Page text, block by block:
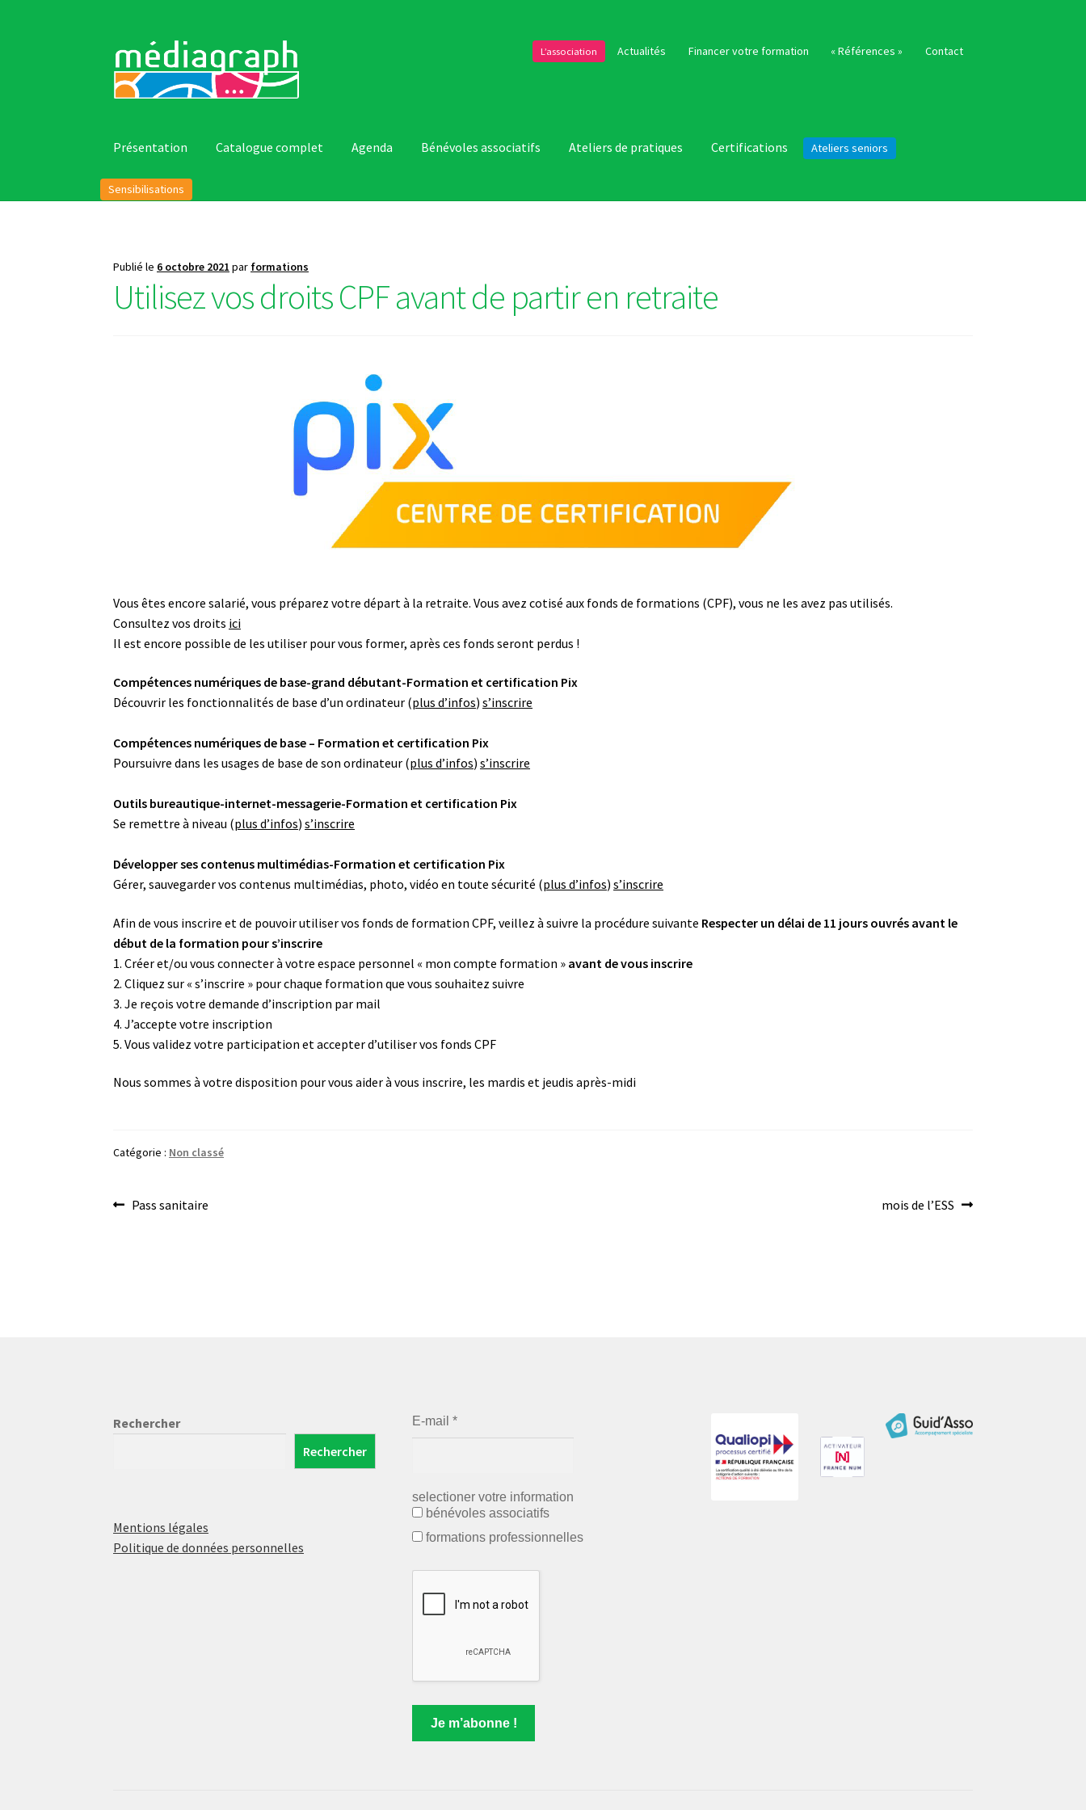
la
navigation
contenu
L’association Actualités Financer votre formation « Références » Contact
Présentation Catalogue complet Agenda Bénévoles associatifs Ateliers de pratiques Certifications Ateliers seniors
Sensibilisations
Publié le 6 octobre 2021 par formations
Utilisez vos droits CPF avant de partir en retraite
Vous êtes encore salarié, vous préparez votre départ à la retraite. Vous avez cotisé aux fonds de formations (CPF), vous ne les avez pas utilisés.
Consultez vos droits ici
Il est encore possible de les utiliser pour vous former, après ces fonds seront perdus !
Compétences numériques de base-grand débutant-Formation et certification Pix
Découvrir les fonctionnalités de base d’un ordinateur (plus d’infos)s’inscrire
Compétences numériques de base – Formation et certification Pix
Poursuivre dans les usages de base de son ordinateur (plus d’infos)s’inscrire
Outils bureautique-internet-messagerie-Formation et certification Pix
Se remettre à niveau (plus d’infos)s’inscrire
Développer ses contenus multimédias-Formation et certification Pix
Gérer, sauvegarder vos contenus multimédias, photo, vidéo en toute sécurité (plus d’infos)s’inscrire
Afin de vous inscrire et de pouvoir utiliser vos fonds de formation CPF, veillez à suivre la procédure suivante Respecter un délai de 11 jours ouvrés avant le
début de la formation pour s’inscrire
1. Créer et/ou vous connecter à votre espace personnel « mon compte formation » avant de vous inscrire
2. Cliquez sur « s’inscrire » pour chaque formation que vous souhaitez suivre
3. Je reçois votre demande d’inscription par mail
4. J’accepte votre inscription
5. Vous validez votre participation et accepter d’utiliser vos fonds CPF
Nous sommes à votre disposition pour vous aider à vous inscrire, les mardis et jeudis après-midi
Catégorie : Non classé
Navigation
Article
Pass sanitaire
Article
mois de l’ESS
Rechercher
Rechercher
Mentions légales
Politique de données personnelles
E-mail*
selectioner votre information
bénévoles associatifs
formations professionnelles